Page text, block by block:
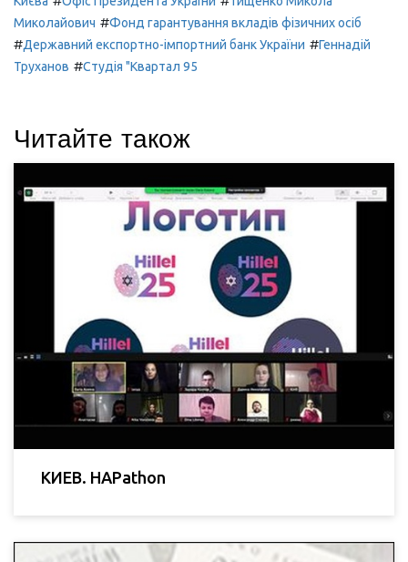
Миколайович #Фонд гарантування вкладів фізичних осіб
#Державний експортно-імпортний банк України #Геннадій
Труханов #Студія "Квартал 95
Читайте також
КИЕВ. HAPathon